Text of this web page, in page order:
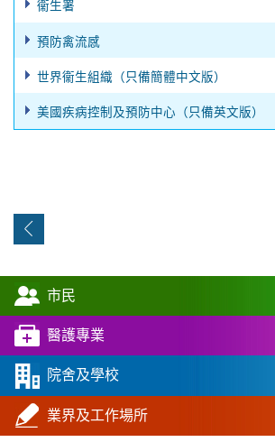
衞生署
預防禽流感
世界衞生組織（只備簡體中文版）
美國疾病控制及預防中心（只備英文版）
市民
醫護專業
院舍及學校
業界及工作場所